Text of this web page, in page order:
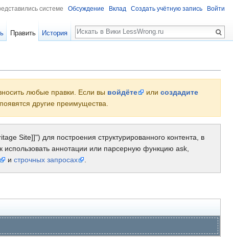
любые правки. Если вы войдёте или создадите
другие преимущества.
Site]]") для построения структурированного контента, в
использовать аннотации или парсерную функцию ask,
и строчных запросах .
системе Обсуждение Вклад Создать учётную запись Войти
Править История
Поиск